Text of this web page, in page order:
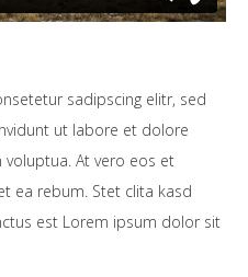
sadipscing elitr, sed
ut labore et dolore
At vero eos et
ea rebum. Stet clita kasd
est Lorem ipsum dolor sit